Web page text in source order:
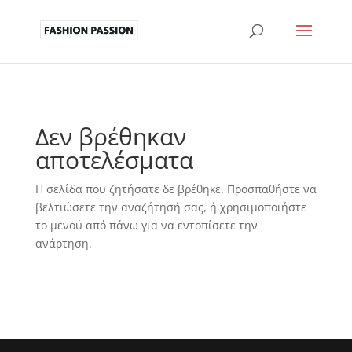
Δεν βρέθηκαν
αποτελέσματα
Η σελίδα που ζητήσατε δε βρέθηκε. Προσπαθήστε να
βελτιώσετε την αναζήτησή σας, ή χρησιμοποιήστε
το μενού από πάνω για να εντοπίσετε την
ανάρτηση.